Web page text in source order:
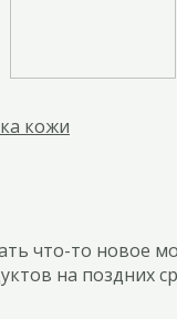
кожи
что-то новое
на поздних